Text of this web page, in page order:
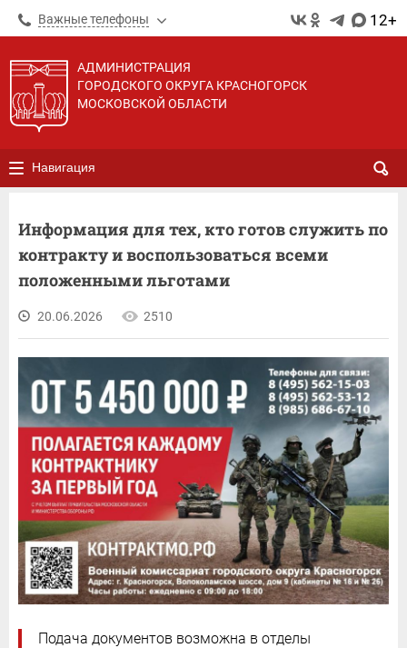
Важные телефоны 12+
АДМИНИСТРАЦИЯ
ГОРОДСКОГО ОКРУГА КРАСНОГОРСК
МОСКОВСКОЙ ОБЛАСТИ
Навигация
Информация для тех, кто готов служить по
контракту и воспользоваться всеми
положенными льготами
20.06.2026 2510
Подача документов возможна в отделы